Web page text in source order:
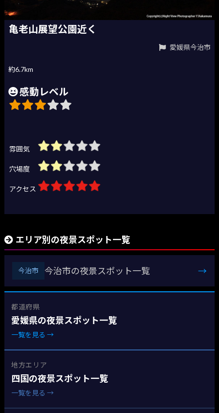
亀老山展望公園近く
愛媛県今治市
約6.7km
感動レベル
雰囲気
穴場度
アクセス
エリア別の夜景スポット一覧
今治市 今治市の夜景スポット一覧 →
都道府県
愛媛県の夜景スポット一覧
一覧を見る →
地方エリア
四国の夜景スポット一覧
一覧を見る →